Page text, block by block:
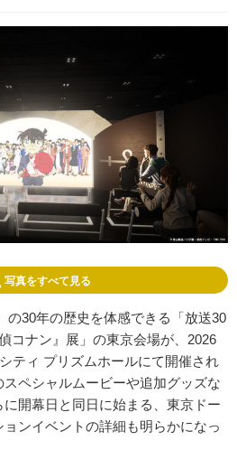
写真をすべて見る
の30年の歴史を体感できる「放送30
コナン』展」の東京会場が、2026
ティ プリズムホールにて開催され
ペシャルムービーや追加グッズな
開幕日と同日に始まる、東京ドー
ンイベントの詳細も明らかになっ